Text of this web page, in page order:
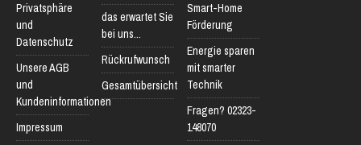
Privatsphäre
und
Datenschutz
Unsere AGB
und
Kundeninformationen
Impressum
das erwartet Sie
bei uns...
Rückrufwunsch
Gesamtübersicht
Smart-Home
Förderung
Energie sparen
mit smarter
Technik
Fragen? 02323-
148070